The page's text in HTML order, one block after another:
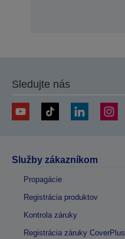
Sledujte nás
Služby zákazníkom
Propagácie
Registrácia produktov
Kontrola záruky
Registrácia záruky CoverPlus